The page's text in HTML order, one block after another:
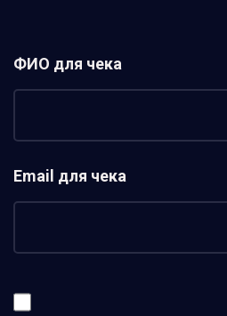
ФИО для чека
Email для чека